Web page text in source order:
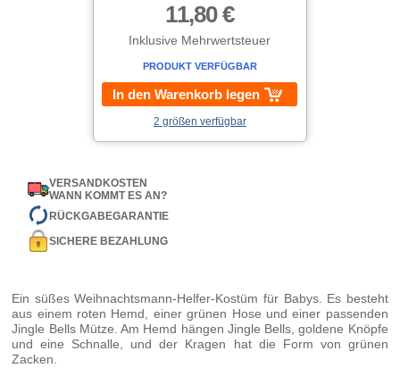
11,80 €
Inklusive Mehrwertsteuer
PRODUKT VERFÜGBAR
In den Warenkorb legen
2 größen verfügbar
VERSANDKOSTEN
WANN KOMMT ES AN?
RÜCKGABEGARANTIE
SICHERE BEZAHLUNG
Ein süßes Weihnachtsmann-Helfer-Kostüm für Babys. Es besteht
aus einem roten Hemd, einer grünen Hose und einer passenden
Jingle Bells Mütze. Am Hemd hängen Jingle Bells, goldene Knöpfe
und eine Schnalle, und der Kragen hat die Form von grünen
Zacken.